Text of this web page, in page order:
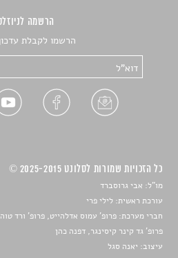
הרשמה
הרשמו לקבלת
כל הזכויות שמורות לסלונט 2025-2015 ©
מו"ל: אבי גרוסברד
עורכת ראשית: לילי פרי
חברי מערכת: פרופ' עמוס אדלהייט, פרופ' ורד
פרופ' גד קינר קיסינגר, דפנה כהן
עיצוב: יאנה סגל